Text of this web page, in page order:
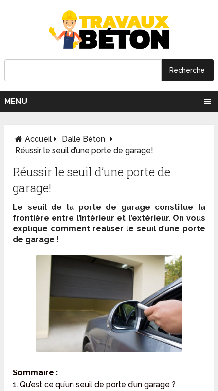
MENU
Accueil
Dalle Béton
Réussir le seuil d’une porte de garage!
Réussir le seuil d’une porte de
garage!
Le seuil de la porte de garage constitue la
frontière entre l’intérieur et l’extérieur. On vous
explique comment réaliser le seuil d’une porte
de garage !
Sommaire :
1. Qu’est ce qu’un seuil de porte d’un garage ?